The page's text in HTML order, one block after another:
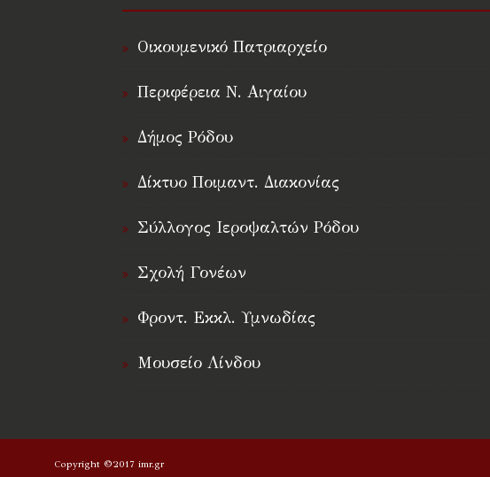
Οικουμενικό Πατριαρχείο
Περιφέρεια Ν. Αιγαίου
Δήμος Ρόδου
Δίκτυο Ποιμαντ. Διακονίας
Σύλλογος Ιεροψαλτών Ρόδου
Σχολή Γονέων
Φροντ. Εκκλ. Υμνωδίας
Μουσείο Λίνδου
Copyright ©2017 imr.gr